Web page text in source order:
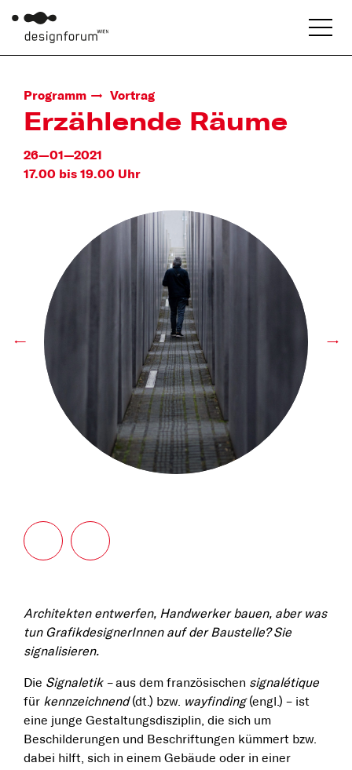
Programm Vortrag
Erzählende Räume
26—01—2021
17.00 bis 19.00 Uhr
← →
Architekten entwerfen, Handwerker bauen, aber was
tun GrafikdesignerInnen auf der Baustelle?Sie
signalisieren.
Die Signaletik –aus dem französischen signalétique
für kennzeichnend(dt.) bzw. wayfinding(engl.) – ist
eine junge Gestaltungsdisziplin, die sich um
Beschilderungen und Beschriftungen kümmert bzw.
dabei hilft, sich in einem Gebäude oder in einer